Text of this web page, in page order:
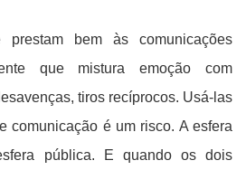
bem às comunicações
que mistura emoção com
tiros recíprocos. Usá-las
comunicação é um risco. A esfera
pública. E quando os dois